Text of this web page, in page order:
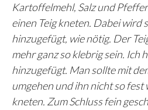
Kartoffelmehl, Salz und
einen Teig kneten. Dabei wird
hinzugefügt, wie nötig. Der
mehr ganz so klebrig sein. Ich
hinzugefügt. Man sollte mit
umgehen und ihn nicht so fest
kneten. Zum Schluss fein